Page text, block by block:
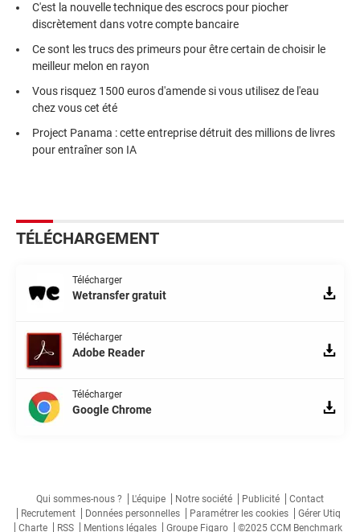
C'est la nouvelle technique des escrocs pour piocher
discrètement dans votre compte bancaire
Ce sont les trucs des primeurs pour être certain de choisir le
meilleur melon en rayon
Vous risquez 1500 euros d'amende si vous utilisez de l'eau
chez vous cet été
Project Panama : cette entreprise détruit des millions de livres
pour entraîner son IA
TÉLÉCHARGEMENT
Télécharger
Wetransfer gratuit
Télécharger
Adobe Reader
Télécharger
Google Chrome
Qui sommes-nous ? L'équipe Notre société Publicité
Contact
Recrutement
Données personnelles Paramétrer les cookies
Gérer Utiq
Charte
RSS Mentions légales Groupe Figaro ©2025 CCM Benchmark